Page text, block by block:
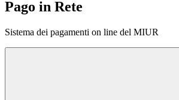
Pago in Rete
Sistema dei pagamenti on line del MIUR